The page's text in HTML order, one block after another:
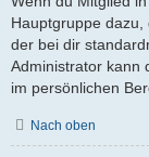
Hauptgruppe
der bei dir
Administrator kann
im persönlichen
Nach oben